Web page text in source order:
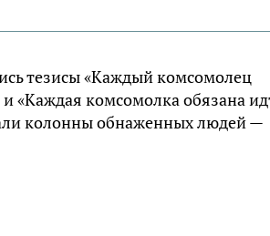
тезисы «Каждый комсомолец
«Каждая комсомолка обязана
колонны обнаженных людей —